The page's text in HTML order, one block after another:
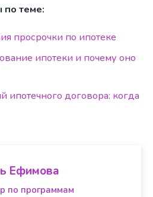
по теме:
просрочки по ипотеке
ипотеки и почему оно
ипотечного договора: когда
Ефимова
по программам